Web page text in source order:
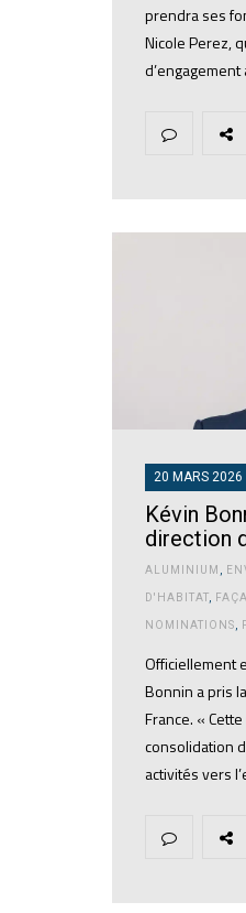
prendra ses
Nicole Perez,
20 MARS 2026
Kévin
direction
ALUMINIUM
D'HABITAT
NOMINATIONS
Officiellement
Bonnin a pris
France. «
consolidation
activités vers